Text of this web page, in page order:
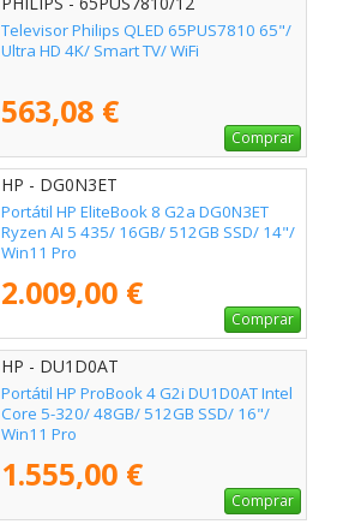
Televisor Philips QLED 65PUS7810 65"/
Ultra HD 4K/ Smart TV/ WiFi
563,08 €
Comprar
HP - DG0N3ET
Portátil HP EliteBook 8 G2a DG0N3ET
Ryzen AI 5 435/ 16GB/ 512GB SSD/ 14"/
Win11 Pro
2.009,00 €
Comprar
HP - DU1D0AT
Portátil HP ProBook 4 G2i DU1D0AT Intel
Core 5-320/ 48GB/ 512GB SSD/ 16"/
Win11 Pro
1.555,00 €
Comprar